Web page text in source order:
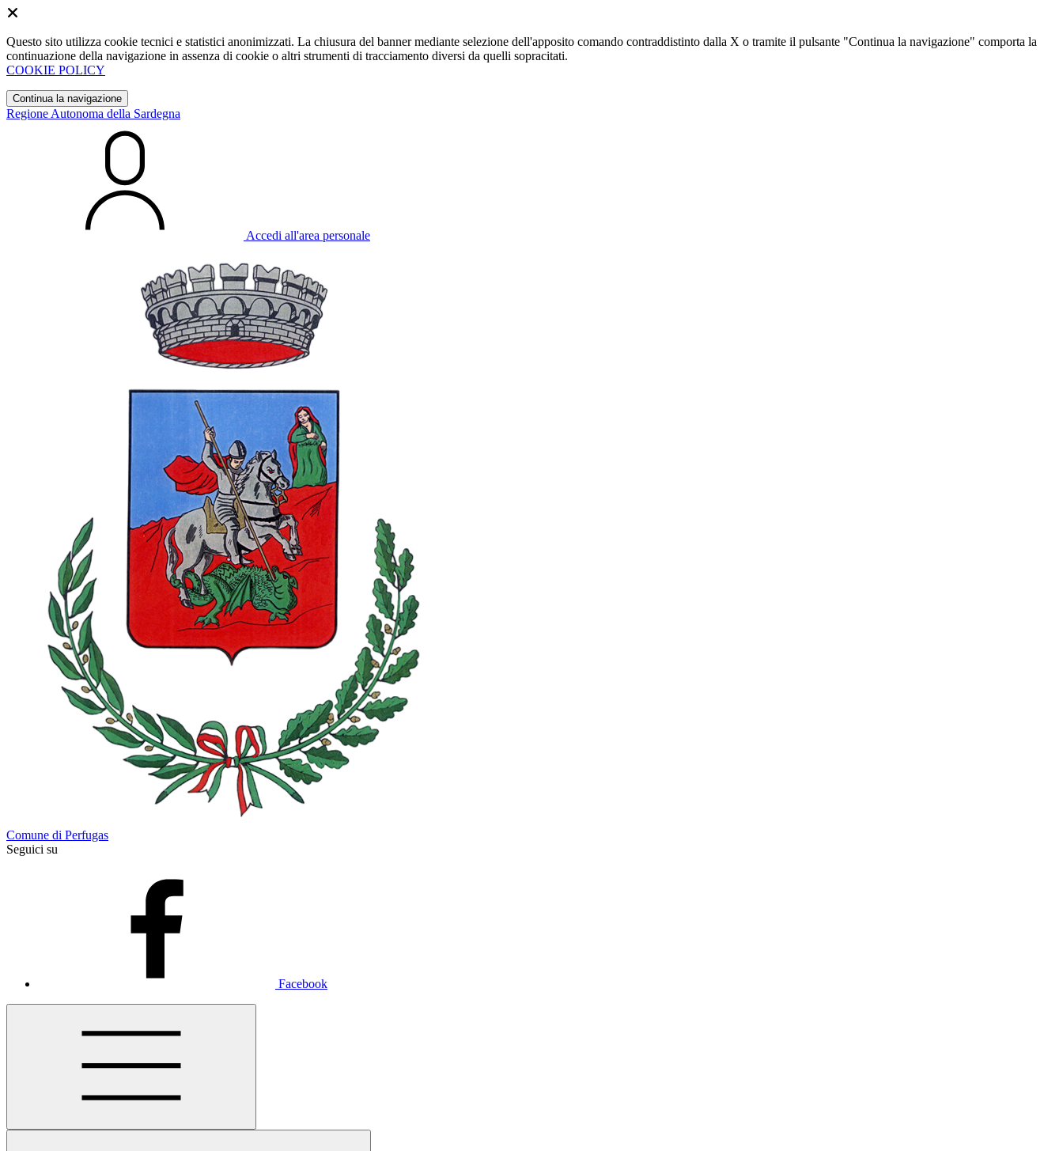
Questo sito utilizza cookie tecnici e statistici anonimizzati. La chiusura del banner mediante selezione dell'apposito comando contraddistinto dalla X o tramite il pulsante "Continua la navigazione" comporta la
continuazione della navigazione in assenza di cookie o altri strumenti di tracciamento diversi da quelli sopracitati.
COOKIE POLICY
Continua la navigazione
Regione Autonoma della Sardegna
Accedi all'area personale
Comune di Perfugas
Seguici su
Facebook